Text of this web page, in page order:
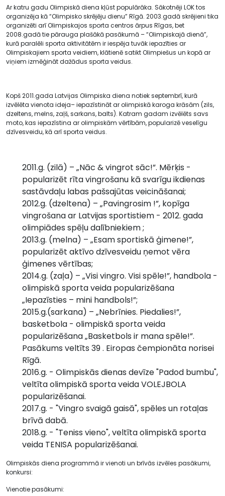
Ar katru gadu Olimpiskā diena kļūst populārāka. Sākotnēji LOK tos
organizēja kā “Olimpisko skrējēju dienu” Rīgā. 2003.gadā skrējieni tika
organizēti arī Olimpiskajos sporta centros ārpus Rīgas, bet
2008.gadā tie pārauga plašākā pasākumā – “Olimpiskajā dienā”,
kurā paralēli sporta aktivitātēm ir iespēja tuvāk iepazīties ar
Olimpiskajiem sporta veidiem, klātienē satikt Olimpiešus un kopā ar
viņiem izmēģināt dažādus sporta veidus.
Kopš 2011.gada Latvijas Olimpiska diena notiek septembrī, kurā
izvēlēta vienota ideja– iepazīstināt ar olimpiskā karoga krāsām (zils,
dzeltens, melns, zaļš, sarkans, balts). Katram gadam izvēlēts savs
moto, kas iepazīstina ar olimpiskām vērtībām, popularizē veselīgu
dzīvesveidu, kā arī sporta veidus.
2011.g. (zilā) – „Nāc & vingrot sāc!”. Mērķis -
popularizēt rīta vingrošanu kā svarīgu ikdienas
sastāvdaļu labas pašsajūtas veicināšanai;
2012.g. (dzeltena) – „Pavingrosim !”, kopīga
vingrošana ar Latvijas sportistiem - 2012. gada
olimpiādes spēļu dalībniekiem ;
2013.g. (melna) – „Esam sportiskā ģimene!”,
popularizēt aktīvo dzīvesveidu ņemot vēra
ģimenes vērtības;
2014.g. (zaļa) – „Visi vingro. Visi spēle!”, handbola -
olimpiskā sporta veida popularizēšana
„Iepazīsties – mini handbols!”;
2015.g.(sarkana) – „Nebrīnies. Piedalies!”,
basketbola - olimpiskā sporta veida
popularizēšana „Basketbols ir mana spēle!”.
Pasākums veltīts 39 . Eiropas čempionāta norisei
Rīgā.
2016.g. - Olimpiskās dienas devīze "Padod bumbu",
veltīta olimpiskā sporta veida VOLEJBOLA
popularizēšanai.
2017.g. - "Vingro svaigā gaisā", spēles un rotaļas
brīvā dabā.
2018.g. - "Teniss vieno", veltīta olimpiskā sporta
veida TENISA popularizēšanai.
Olimpiskās diena programmā ir vienoti un brīvās izvēles pasākumi,
konkursi:
Vienotie pasākumi: